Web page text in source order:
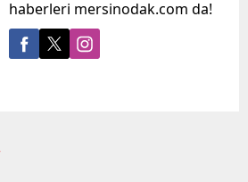
haberleri mersinodak.com da!